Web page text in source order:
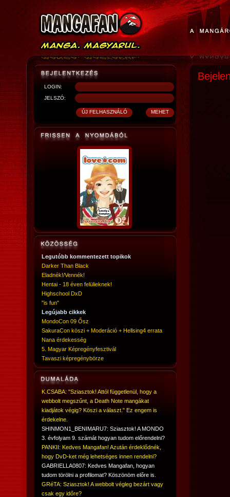
LOGIN:
JELSZÓ:
Legutóbb kommentezett topikok
Darker Than Black
Eladnék!/Vennék!
Hentai - 18 éven felülieknek!
Highschool DxD
"is fun"
Legújabb cikkek
MondoCon 09 Ősz
SakuraCon köszi + Moderáció + Hellsing4 errata
Nana érdekesség
5. Magyar Képregényfesztivál
Tavaszi képregénybörze
K.CSABA: "Sziasztok! Attól függetlenül, hogy a
webbolt megszűnt, a Death Note mangákat
kiadjátok végig? Köszi a választ." Ez engem is
érdekelne.
SHINMON1_BENIMARU7: Sziasztok! A MONDO
3. évfolyam 9. számát hogyan tudom előrendelni?
PANKII: Kedves Mangafan! Azután érdeklődnék,
hogy DvD-ket még lehetséges innen rendelni?
GABRIELLA0807: Kedves Mangafan, hogyan
tudom törölni a profilomat? Köszönöm előre is.
GRéTA: Sziasztok! A webbolt végleg bezárt vagy
csak egy időre?